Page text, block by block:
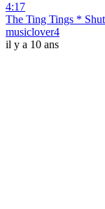
4:17
The Ting Tings *
musiclover4
il y a 10 ans